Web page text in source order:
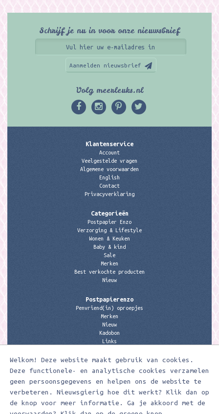
Welkom! Deze website maakt gebruik van cookies.
Deze functionele- en analytische cookies verzamelen
geen persoonsgegevens en helpen ons de website te
verbeteren. Nieuwsgierig hoe dit werkt? Klik dan op
de knop voor meer informatie. Ga je akkoord met de
Schrijf je nu in voor onze nieuwsbrief
Aanmelden nieuwsbrief
Volg meerleuks.nl
Klantenservice
Account
Veelgestelde vragen
Algemene voorwaarden
English
Contact
Privacyverklaring
Categorieën
Postpapier Enzo
Verzorging & Lifestyle
Wonen & Keuken
Baby & kind
Sale
Merken
Best verkochte producten
Nieuw
Postpapierenzo
Penvriend(in) oproepjes
Merken
Nieuw
Kadobon
Links
Contactgegevens
Meerleuks
anita@meerleuks.nl
06 – 107 163 36
KVK nummer: 58807179
BTW nummer: 853190859B01